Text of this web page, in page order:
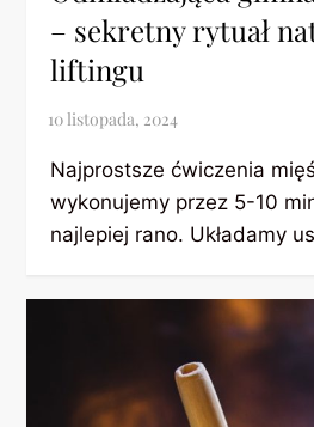
– sekretny rytuał
liftingu
Najprostsze ćwiczenia
wykonujemy przez 5-10
najlepiej rano. Układamy